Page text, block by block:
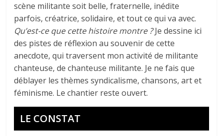
scène militante soit belle, fraternelle, inédite
parfois, créatrice, solidaire, et tout ce qui va avec.
Qu’est-ce que cette histoire montre ?Je dessine ici
des pistes de réflexion au souvenir de cette
anecdote, qui traversent mon activité de militante
chanteuse, de chanteuse militante. Je ne fais que
déblayer les thèmes syndicalisme, chansons, art et
féminisme. Le chantier reste ouvert.
LE CONSTAT